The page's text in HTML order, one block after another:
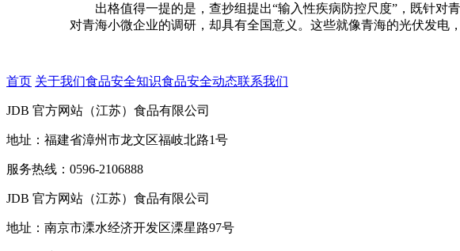
出格值得一提的是，查抄组提出“输入性疾病防控尺度”，既针对
对青海小微企业的调研，却具有全国意义。这些就像青海的光伏发电
首页 关于我们食品安全知识食品安全动态联系我们
JDB 官方网站（江苏）食品有限公司
地址：福建省漳州市龙文区福岐北路1号
服务热线：0596-2106888
JDB 官方网站（江苏）食品有限公司
地址：南京市溧水经济开发区溧星路97号